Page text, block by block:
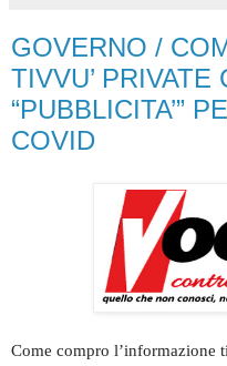
GOVERNO /
TIVVU’
“PUBBLICITA’”
COVID
Come compro l’informazione